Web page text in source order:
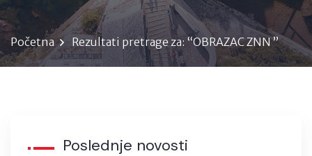
Početna Rezultati pretrage za: “OBRAZAC ZNN ”
Poslednje novosti